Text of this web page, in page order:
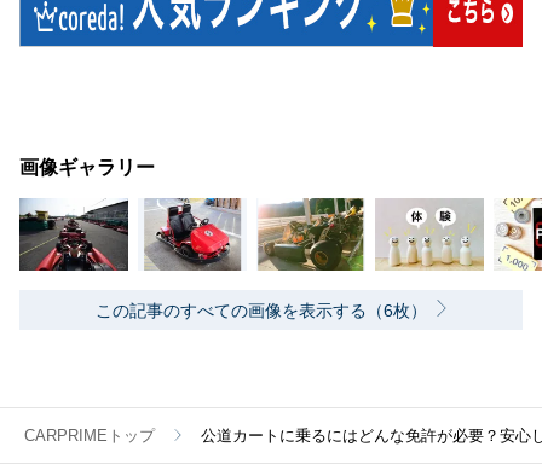
画像ギャラリー
この記事のすべての画像を表示する（6枚）
CARPRIMEトップ 公道カートに乗るにはどんな免許が必要？安心